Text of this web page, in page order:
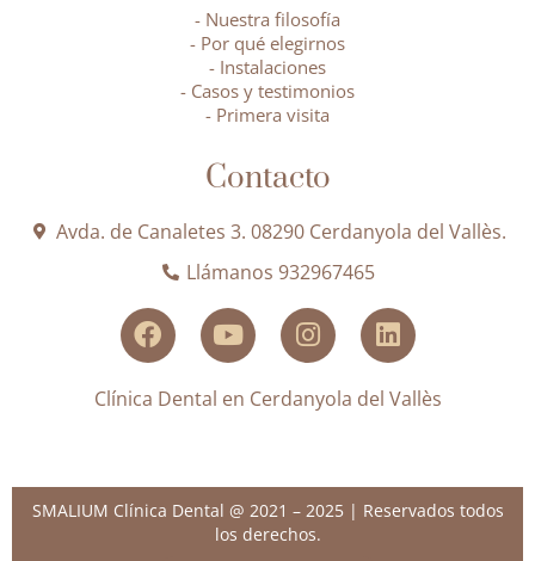
- Nuestra filosofía
- Por qué elegirnos
- Instalaciones
- Casos y testimonios
- Primera visita
Contacto
Avda. de Canaletes 3. 08290 Cerdanyola del Vallès.
Llámanos 932967465
Clínica Dental en Cerdanyola del Vallès
SMALIUM Clínica Dental @ 2021 – 2025 | Reservados todos
los derechos.